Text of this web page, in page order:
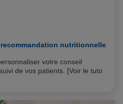
nutritionnelle
votre conseil
de vos patients. [Voir le tuto